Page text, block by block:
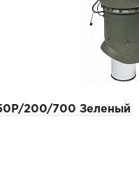
200/700 Зеленый